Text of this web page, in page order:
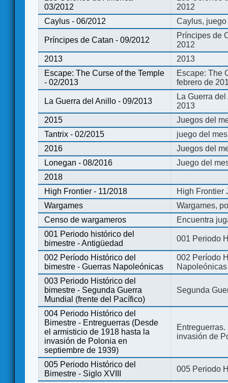
03/2012
2012
Caylus - 06/2012
Caylus,
Príncipes de Catan - 09/2012
Príncipes de
2012
2013
2013
Escape: The Curse of the Temple
- 02/2013
Escape: The
febrero de
La Guerra del Anillo - 09/2013
La Guerra
2013
2015
Juegos del
Tantrix - 02/2015
juego del
2016
Juegos del
Lonegan - 08/2016
Juego del
2018
High Frontier - 11/2018
High Frontier
Wargames
Wargames,
Censo de wargameros
Encuentra
001 Periodo histórico del
bimestre - Antigüedad
001 Periodo
002 Período Histórico del
bimestre - Guerras Napoleónicas
002 Período
Napoleónicas
003 Periodo Histórico del
bimestre - Segunda Guerra
Mundial (frente del Pacífico)
Segunda
004 Periodo Histórico del
Bimestre - Entreguerras (Desde
el armisticio de 1918 hasta la
invasión de Polonia en
septiembre de 1939)
invasión de
005 Periodo Histórico del
Bimestre - Siglo XVIII
005 Periodo